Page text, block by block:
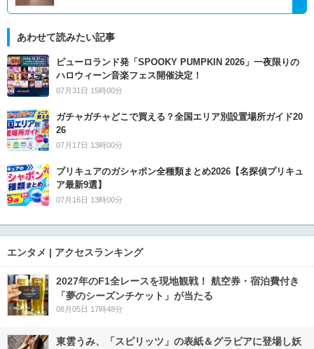
あわせて読みたい記事
ピューロランド発「SPOOKY PUMPKIN 2026」一夜限りの
ハロウィーン音楽フェス開催決定！
07月31日 15時00分
ガチャガチャどこで買える？全国エリア別設置場所ガイド20
26
07月17日 13時00分
プリキュアのガシャポン全種類まとめ2026【名探偵プリキュ
ア最新9選】
07月16日 13時00分
エンタメ | アクセスランキング
2027年のF1全レースを現地観戦！ 航空券・宿泊費付き
「夢のシーズンチケット」が当たる
08月05日 17時48分
東雲うみ、「スピリッツ」の表紙＆グラビアに登場し妖